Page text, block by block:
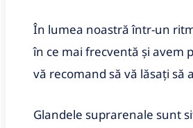
În lumea noastră într-un
în ce mai frecventă și avem
vă recomand să vă lăsați să
Glandele suprarenale sunt